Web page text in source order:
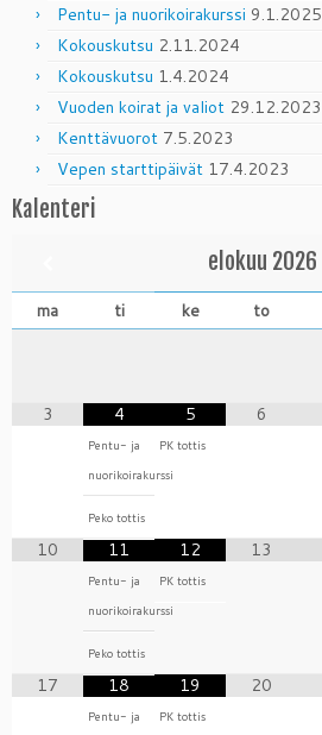
Pentu- ja nuorikoirakurssi 9.1.2025
Kokouskutsu 2.11.2024
Kokouskutsu 1.4.2024
Vuoden koirat ja valiot 29.12.2023
Kenttävuorot 7.5.2023
Vepen starttipäivät 17.4.2023
Kalenteri
elokuu 2026
ma ti ke to
3 4
Pentu- ja
nuorikoirakurssi
Peko tottis
5
PK tottis
6
10 11
Pentu- ja
nuorikoirakurssi
Peko tottis
12
PK tottis
13
17 18
Pentu- ja
19
PK tottis
20